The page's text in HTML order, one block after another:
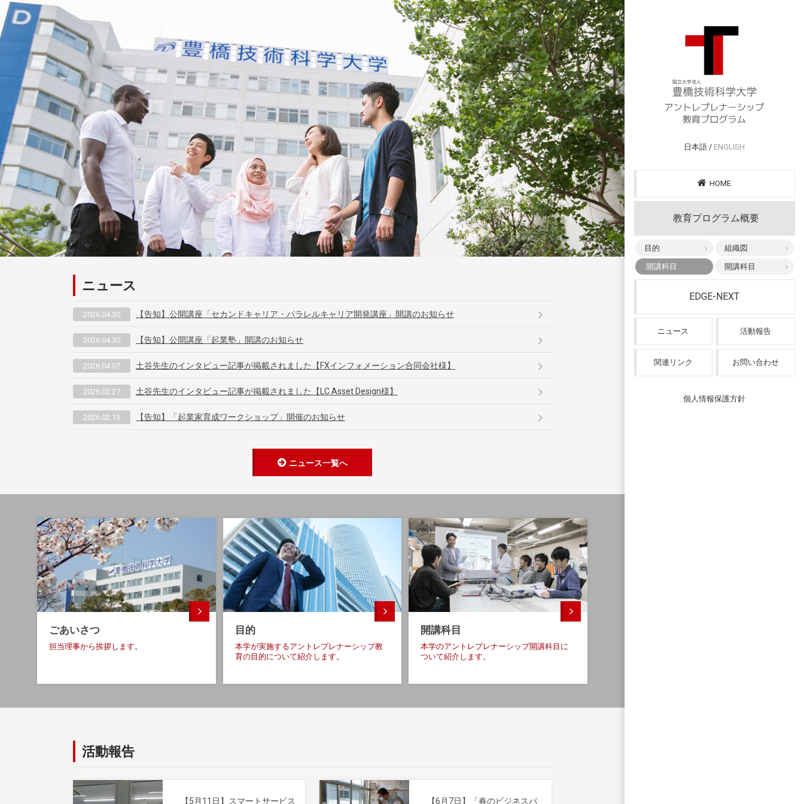
HOME
教育プログラム概要
目的 組織図
開講科目 開講科目
EDGE-NEXT
ニュース 活動報告
関連リンク お問い合わせ
日本語 / ENGLISH
個人情報保護方針
ニュース
2026.04.30 【告知】公開講座「セカンドキャリア・パラレルキャリア開発講座」開講のお知らせ
2026.04.30 【告知】公開講座「起業塾」開講のお知らせ
2026.04.07 土谷先生のインタビュー記事が掲載されました【FXインフォメーション合同会社様】
2026.02.27 土谷先生のインタビュー記事が掲載されました【LC Asset Design様】
2026.02.13 【告知】「起業家育成ワークショップ」開催のお知らせ
ニュース一覧へ
ごあいさつ
担当理事から挨拶します。
目的
本学が実施するアントレプレナーシップ教
育の目的について紹介します。
開講科目
本学のアントレプレナーシップ開講科目に
ついて紹介します。
活動報告
【5月11日】スマートサービス
【6月7日】「春のビジネスパ